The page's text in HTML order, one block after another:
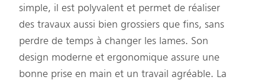
simple, il est polyvalent et permet de réaliser
des travaux aussi bien grossiers que fins, sans
perdre de temps à changer les lames. Son
design moderne et ergonomique assure une
bonne prise en main et un travail agréable. La